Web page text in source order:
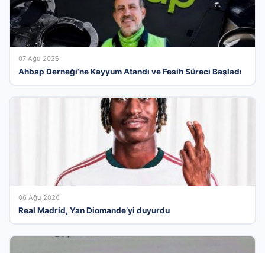
07 Ağu 2026
Ahbap Derneği’ne Kayyum Atandı ve Fesih Süreci Başladı
06 Ağu 2026
Real Madrid, Yan Diomande’yi duyurdu